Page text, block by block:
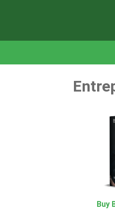
Buy